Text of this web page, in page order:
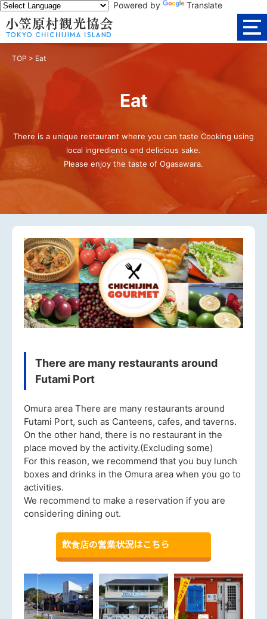
Powered by Translate
TOP > Eat
Eat
There is a unique restaurant where you can taste Cooking using
local ingredients and delicious sake.
Please enjoy the taste of Ogasawara.
There are many restaurants around
Futami Port
Omura area There are many restaurants around
Futami Port, such as Canteens, cafes, and taverns.
On the other hand, there is no restaurant in the
place moved by the activity.(Excluding some)
For this reason, we recommend that you buy lunch
boxes and drinks in the Omura area when you go to
activities.
We recommend to make a reservation if you are
considering dining out.
飲食店の営業状況はこちら